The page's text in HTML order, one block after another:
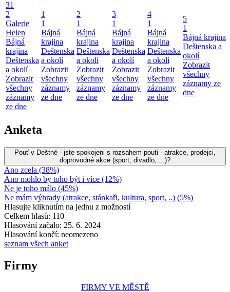
31
2
Galerie
Helen
Bájná
krajina
Deštenska
a okolí
Zobrazit
všechny
záznamy
ze dne
1
1
Bájná
krajina
Deštenska
a okolí
Zobrazit
všechny
záznamy
ze dne
2
1
Bájná
krajina
Deštenska
a okolí
Zobrazit
všechny
záznamy
ze dne
3
1
Bájná
krajina
Deštenska
a okolí
Zobrazit
všechny
záznamy
ze dne
4
1
Bájná
krajina
Deštenska
a okolí
Zobrazit
všechny
záznamy
ze dne
5
1
Bájná krajina
Deštenska a
okolí
Zobrazit
všechny
záznamy ze
dne
Anketa
Pouť v Deštné - jste spokojeni s rozsahem pouti - atrakce, prodejci,
doprovodné akce (sport, divadlo, ...)?
Ano zcela (38%)
Ano mohlo by toho být i více (12%)
Ne je toho málo (45%)
Ne mám výhrady (atrakce, stánkaři, kultura, sport, ..) (5%)
Hlasujte kliknutím na jednu z možností
Celkem hlasů: 110
Hlasování začalo: 25. 6. 2024
Hlasování končí: neomezeno
seznam všech anket
Firmy
FIRMY VE MĚSTĚ